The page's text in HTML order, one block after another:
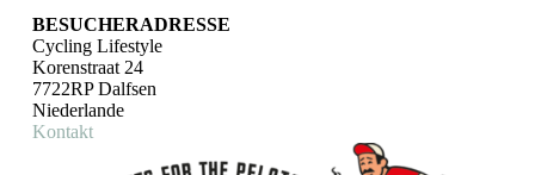
BESUCHERADRESSE
Cycling Lifestyle
Korenstraat 24
7722RP Dalfsen
Niederlande
Kontakt